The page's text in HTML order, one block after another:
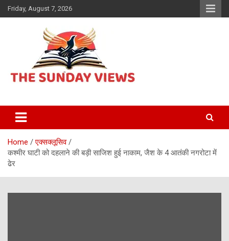
Skip
to
Friday, August 7, 2026
The Sunday views
Home
एक्सक्लूसिव
कश्मीर घाटी को दहलाने की बड़ी साजिश हुई नाकाम, जैश के 4 आतंकी नगरोटा में
ढेर